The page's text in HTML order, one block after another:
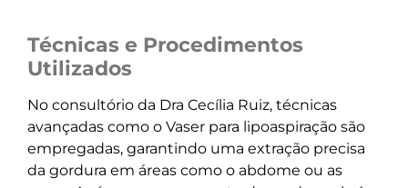
Técnicas e Procedimentos
Utilizados
No consultório da Dra Cecília Ruiz, técnicas
avançadas como o Vaser para lipoaspiração são
empregadas, garantindo uma extração precisa
da gordura em áreas como o abdome ou as